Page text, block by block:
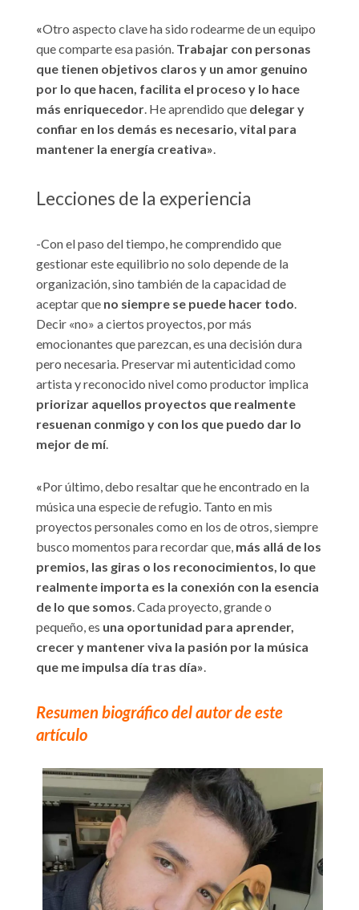
«Otro aspecto clave ha sido rodearme de un equipo
que comparte esa pasión. Trabajar con personas
que tienen objetivos claros y un amor genuino
por lo que hacen, facilita el proceso y lo hace
más enriquecedor. He aprendido que delegar y
confiar en los demás es necesario, vital para
mantener la energía creativa».
Lecciones de la experiencia
-Con el paso del tiempo, he comprendido que
gestionar este equilibrio no solo depende de la
organización, sino también de la capacidad de
aceptar que no siempre se puede hacer todo.
Decir «no» a ciertos proyectos, por más
emocionantes que parezcan, es una decisión dura
pero necesaria. Preservar mi autenticidad como
artista y reconocido nivel como productor implica
priorizar aquellos proyectos que realmente
resuenan conmigo y con los que puedo dar lo
mejor de mí.
«Por último, debo resaltar que he encontrado en la
música una especie de refugio. Tanto en mis
proyectos personales como en los de otros, siempre
busco momentos para recordar que, más allá de los
premios, las giras o los reconocimientos, lo que
realmente importa es la conexión con la esencia
de lo que somos. Cada proyecto, grande o
pequeño, es una oportunidad para aprender,
crecer y mantener viva la pasión por la música
que me impulsa día tras día».
Resumen biográfico del autor de este
artículo